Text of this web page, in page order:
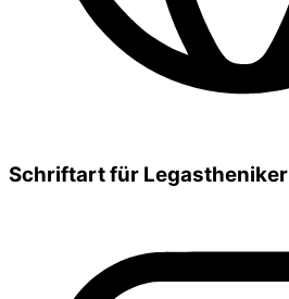
Schriftart für Legastheniker